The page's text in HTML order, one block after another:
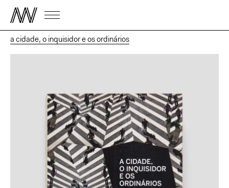
a cidade, o inquisidor e os ordinários